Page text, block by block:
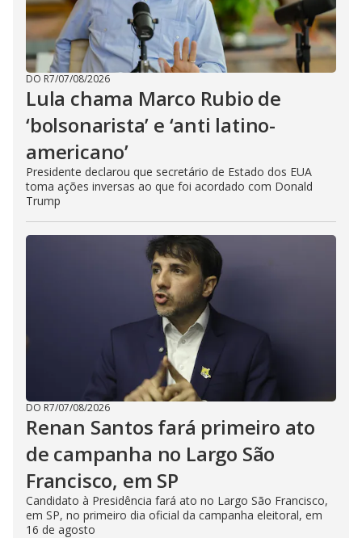
DO R7/07/08/2026
Lula chama Marco Rubio de
‘bolsonarista’ e ‘anti latino-
americano’
Presidente declarou que secretário de Estado dos EUA
toma ações inversas ao que foi acordado com Donald
Trump
DO R7/07/08/2026
Renan Santos fará primeiro ato
de campanha no Largo São
Francisco, em SP
Candidato à Presidência fará ato no Largo São Francisco,
em SP, no primeiro dia oficial da campanha eleitoral, em
16 de agosto